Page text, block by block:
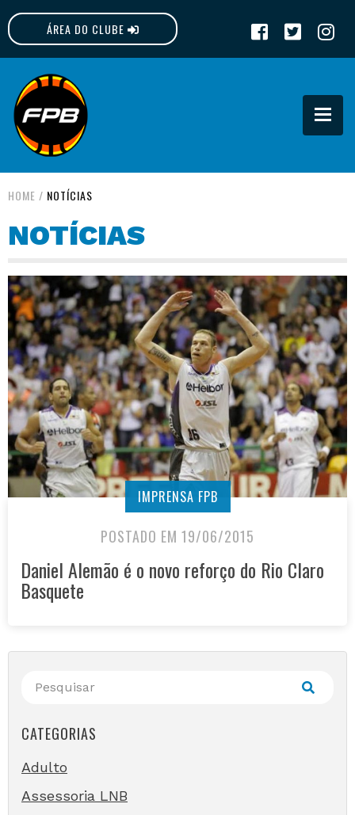
ÁREA DO CLUBE
FPB
HOME / NOTÍCIAS
NOTÍCIAS
IMPRENSA FPB
POSTADO EM 19/06/2015
Daniel Alemão é o novo reforço do Rio Claro
Basquete
CATEGORIAS
Adulto
Assessoria LNB